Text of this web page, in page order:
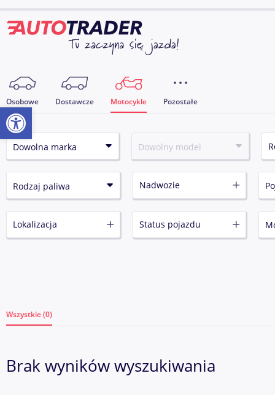
Osobowe Dostawcze Motocykle Pozostałe
Nadwozie
Lokalizacja Status pojazdu
Wszystkie (0)
Brak wyników wyszukiwania
Otwórz pasek narzędzi